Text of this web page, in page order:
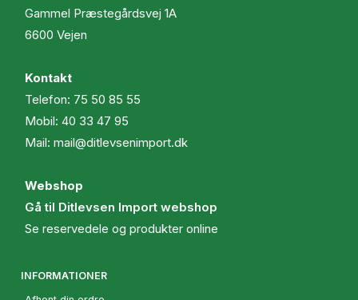
Gammel Præstegårdsvej 1A
6600 Vejen
Kontakt
Telefon: 75 50 85 55
Mobil: 40 33 47 95
Mail: mail@ditlevsenimport.dk
Webshop
Gå til Ditlevsen Import webshop
Se reservedele og produkter online
INFORMATIONER